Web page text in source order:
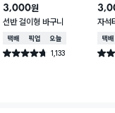
3,000원
선반 걸이형 바구니
택배배송매장픽업오늘배송
별점 4.7점 1,133
건 작성
자석
택배
별점